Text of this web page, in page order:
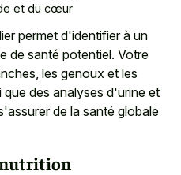
et du cœur
permet d'identifier à un
de santé potentiel. Votre
les genoux et les
des analyses d'urine et
de la santé globale